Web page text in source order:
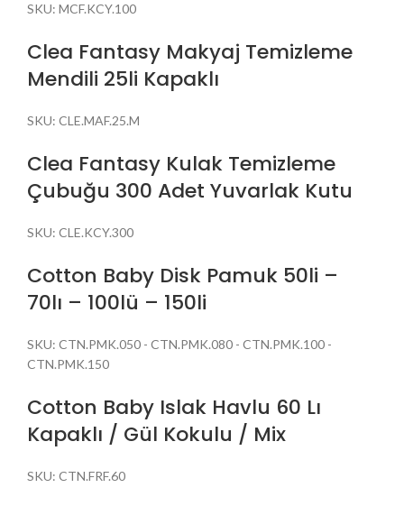
SKU: MCF.KCY.100
Clea Fantasy Makyaj Temizleme
Mendili 25li Kapaklı
SKU: CLE.MAF.25.M
Clea Fantasy Kulak Temizleme
Çubuğu 300 Adet Yuvarlak Kutu
SKU: CLE.KCY.300
Cotton Baby Disk Pamuk 50li –
70lı – 100lü – 150li
SKU: CTN.PMK.050 - CTN.PMK.080 - CTN.PMK.100 -
CTN.PMK.150
Cotton Baby Islak Havlu 60 Lı
Kapaklı / Gül Kokulu / Mix
SKU: CTN.FRF.60